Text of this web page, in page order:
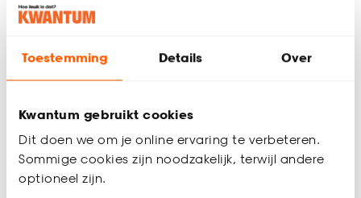
Toestemming Details Over
Kwantum gebruikt cookies
Dit doen we om je online ervaring te verbeteren.
Sommige cookies zijn noodzakelijk, terwijl andere
optioneel zijn.
Productomschrijving
100% polyester
Modern
Inclusief strijkband om eenvoudig in te korten
Keurmerk Oekotex